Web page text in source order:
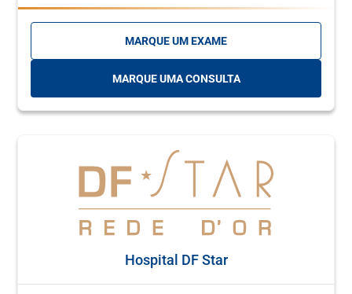
MARQUE UM EXAME
MARQUE UMA CONSULTA
Hospital DF Star